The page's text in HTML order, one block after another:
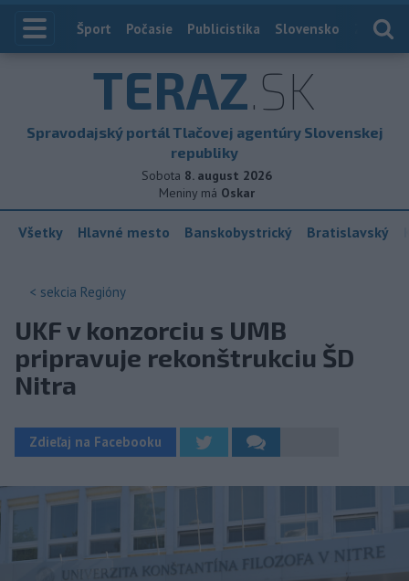
Index
Šport Počasie Publicistika Slovensko
TERAZ.SK
Spravodajský portál Tlačovej agentúry Slovenskej
republiky
Sobota 8. august 2026
Meniny má Oskar
Všetky Hlavné mesto Banskobystrický Bratislavský
< sekcia Regióny
UKF v konzorciu s UMB
pripravuje rekonštrukciu ŠD
Nitra
Zdieľaj na Facebooku